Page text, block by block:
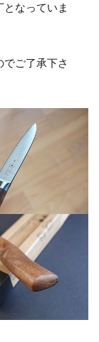
なっていま
ご了承下さ